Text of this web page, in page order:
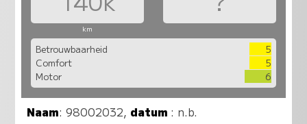
km
Betrouwbaarheid
5
Comfort
5
Motor
6
Naam:98002032, datum : n.b.